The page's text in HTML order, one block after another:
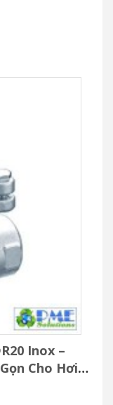
Inox –
Cho Hơi